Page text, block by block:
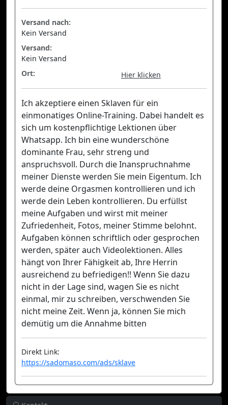
Versand nach:
Kein Versand
Versand:
Kein Versand
Ort:
Hier klicken
Ich akzeptiere einen Sklaven für ein
einmonatiges Online-Training. Dabei handelt es
sich um kostenpflichtige Lektionen über
Whatsapp. Ich bin eine wunderschöne
dominante Frau, sehr streng und
anspruchsvoll. Durch die Inanspruchnahme
meiner Dienste werden Sie mein Eigentum. Ich
werde deine Orgasmen kontrollieren und ich
werde dein Leben kontrollieren. Du erfüllst
meine Aufgaben und wirst mit meiner
Zufriedenheit, Fotos, meiner Stimme belohnt.
Aufgaben können schriftlich oder gesprochen
werden, später auch Videolektionen. Alles
hängt von Ihrer Fähigkeit ab, Ihre Herrin
ausreichend zu befriedigen!! Wenn Sie dazu
nicht in der Lage sind, wagen Sie es nicht
einmal, mir zu schreiben, verschwenden Sie
nicht meine Zeit. Wenn ja, können Sie mich
demütig um die Annahme bitten
Direkt Link:
https://sadomaso.com/ads/sklave